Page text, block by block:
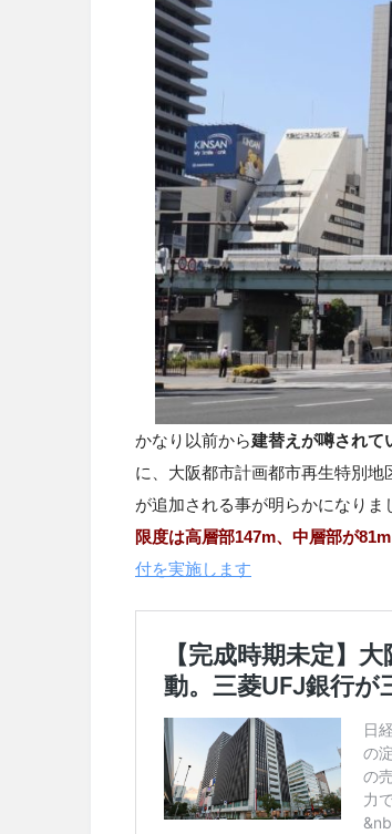
かなり以前から建替えが噂されて
に、大阪都市計画都市再生特別
が追加される事が明らかになりま
限度は高層部147m、中層部が
付を実施します